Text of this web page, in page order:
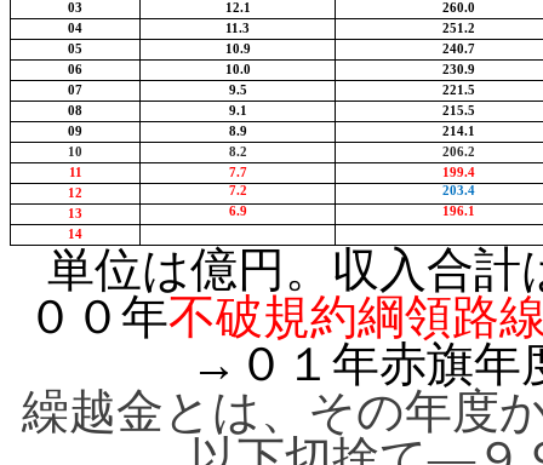
03
12.1
260.0
04
11.3
251.2
05
10.9
240.7
06
10.0
230.9
07
9.5
221.5
08
9.1
215.5
09
8.9
214.1
10
8.2
206.2
11
7.7
199.4
12
7.2
203.4
13
6.9
196.1
14
単位は億円。収入合
００年不破規約綱領路
→ ０１年赤旗年
繰越金とは、その年度